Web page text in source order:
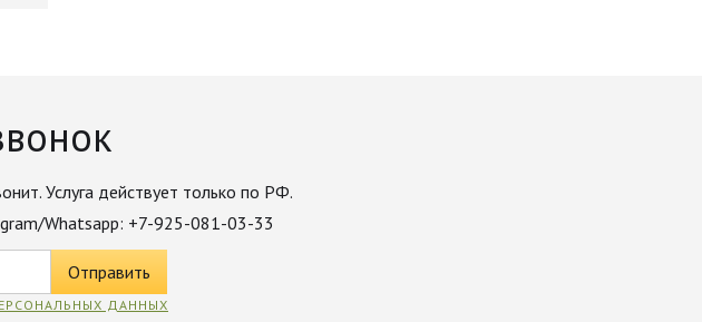
Услуга действует только по РФ.
Whatsapp: +7-925-081-03-33
ДАННЫХ